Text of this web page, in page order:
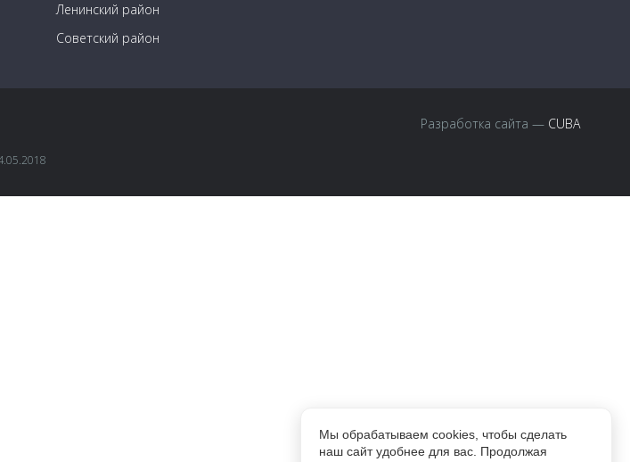
Ленинский район
Советский район
Разработка сайта — CUBA
Мы обрабатываем cookies, чтобы сделать
наш сайт удобнее для вас. Продолжая